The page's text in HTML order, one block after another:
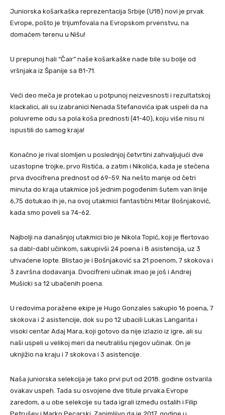
Juniorska košarkaška reprezentacija Srbije (U18) novi je prvak
Evrope, pošto je trijumfovala na Evropskom prvenstvu, na
domaćem terenu u Nišu!
U prepunoj hali “Čair” naše košarkaške nade bile su bolje od
vršnjaka iz Španije sa 81-71.
Veći deo meča je protekao u potpunoj neizvesnosti i rezultatskoj
klackalici, ali su izabranici Nenada Stefanovića ipak uspeli da na
poluvreme odu sa pola koša prednosti (41-40), koju više nisu ni
ispustili do samog kraja!
Konačno je rival slomljen u poslednjoj četvrtini zahvaljujući dve
uzastopne trojke, prvo Ristića, a zatim i Nikolića, kada je stečena
prva dvocifrena prednost od 69-59. Na nešto manje od četri
minuta do kraja utakmice još jednim pogođenim šutem van linije
6,75 dotukao ih je, na ovoj utakmici fantastični Mitar Bošnjaković,
kada smo poveli sa 74-62.
Najbolji na današnjoj utakmici bio je Nikola Topić, koji je flertovao
sa dabl-dabl učinkom, sakupivši 24 poena i 8 asistencija, uz 3
uhvaćene lopte. Blistao je i Bošnjaković sa 21 poenom, 7 skokova i
3 završna dodavanja. Dvocifreni učinak imao je još i Andrej
Mušicki sa 12 ubačenih poena.
U redovima poražene ekipe je Hugo Gonzales sakupio 16 poena, 7
skokova i 2 asistencije, dok su po 12 ubacili Lukas Langarita i
visoki centar Adaj Mara, koji gotovo da nije izlazio iz igre, ali su
naši uspeli u velikoj meri da neutrališu njegov učinak. On je
uknjižio na kraju i 7 skokova i 3 asistencije.
Naša juniorska selekcija je tako prvi put od 2018. godine ostvarila
ovakav uspeh. Tada su osvojene dve titule prvaka Evrope
zaredom, a u obe selekcije su tada igrali između ostalih i Filip